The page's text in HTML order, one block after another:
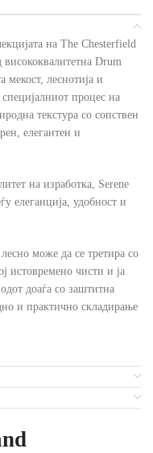
на The Chesterfield
висококвалитетна Drum
мекост, леснотија и
процес на
текстура со сопствен
елегантен и
на изработка, Serene
елеганција, удобност и
може да се третира со
истовремено чисти и ја
доаѓа со заштитна
и практично складирање